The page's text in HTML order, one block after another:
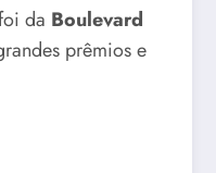
da Boulevard
prêmios e